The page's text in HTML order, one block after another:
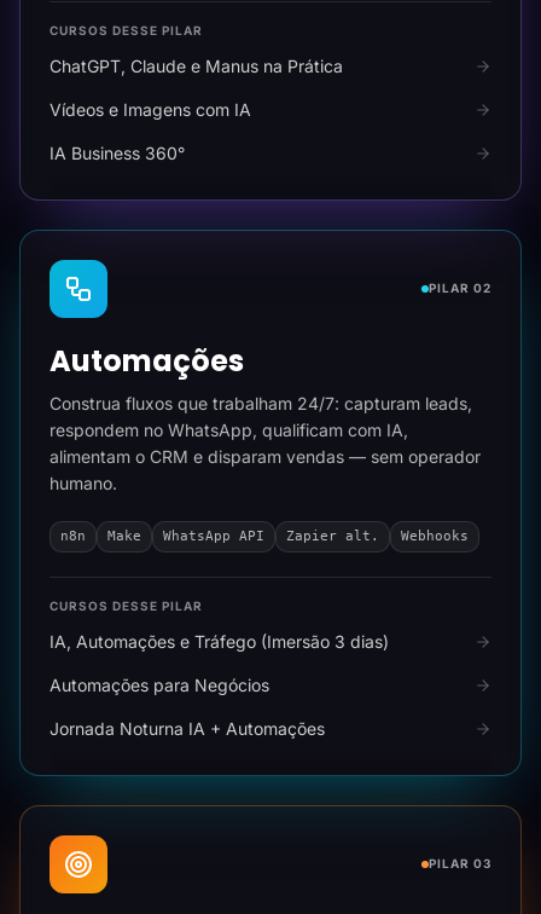
CURSOS DESSE PILAR
ChatGPT, Claude e Manus na Prática
Vídeos e Imagens com IA
IA Business 360°
PILAR 02
Automações
Construa fluxos que trabalham 24/7: capturam leads,
respondem no WhatsApp, qualificam com IA,
alimentam o CRM e disparam vendas — sem operador
humano.
n8n Make WhatsApp API Zapier alt. Webhooks
CURSOS DESSE PILAR
IA, Automações e Tráfego (Imersão 3 dias)
Automações para Negócios
Jornada Noturna IA + Automações
PILAR 03